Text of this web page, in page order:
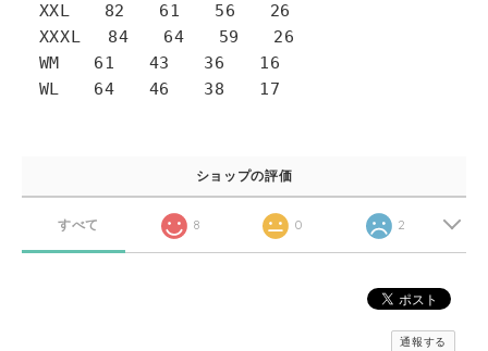
XXL 82 61 56 26
XXXL 84 64 59 26
WM 61 43 36 16
WL 64 46 38 17
ショップの評価
すべて 8 0 2
通報する